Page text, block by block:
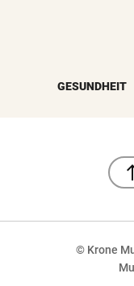
GESUNDHEIT
© Krone